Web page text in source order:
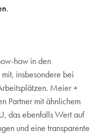
.
how in den
insbesondere bei
Meier +
Partner mit ähnlichem
das ebenfalls Wert auf
und eine transparente